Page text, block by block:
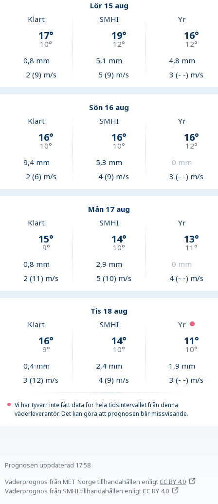
Lör 15 aug
Klart
17°
10°
0,8 mm
2 (9) m/s
SMHI
19°
12°
5,1 mm
5 (9) m/s
Yr
16°
12°
4,8 mm
3 (- -) m/s
Sön 16 aug
Klart
16°
10°
9,4mm
2 (6) m/s
SMHI
16°
10°
5,3 mm
4 (9) m/s
Yr
16°
12°
0 mm
3 (- -) m/s
Mån 17 aug
Klart
15°
9°
0,8 mm
2 (11) m/s
SMHI
14°
10°
2,9 mm
5 (10) m/s
Yr
13°
11°
0 mm
4 (- -) m/s
Tis 18 aug
Klart
16°
9°
0,4mm
3 (12) m/s
SMHI
14°
10°
2,4 mm
4 (9) m/s
Yr
11°
10°
1,9 mm
3 (- -) m/s
Vi har tyvärr inte fått data för hela tidsintervallet från denna
väderleverantör. Det kan göra att prognosen blir missvisande.
Prognosen uppdaterad 17:58
Väderprognos från MET Norge tillhandahållen enligtCC BY 4.0
Väderprognos från SMHI tillhandahållen enligtCC BY 4.0